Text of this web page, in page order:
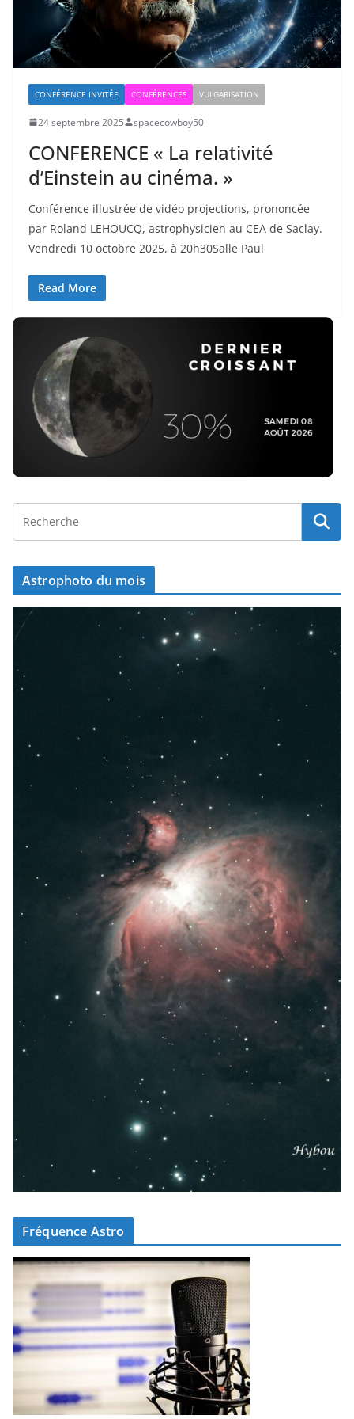
CONFÉRENCE INVITÉE CONFÉRENCES VULGARISATION
24 septembre 2025 spacecowboy50
CONFERENCE « La relativité
d’Einstein au cinéma. »
Conférence illustrée de vidéo projections, prononcée
par Roland LEHOUCQ, astrophysicien au CEA de Saclay.
Vendredi 10 octobre 2025, à 20h30Salle Paul
Read More
Astrophoto du mois
Fréquence Astro